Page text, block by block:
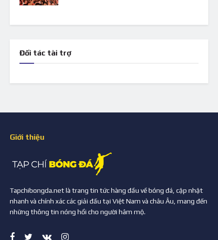
Đối tác tài trợ
Giới thiệu
Tapchibongda.net là trang tin tức hàng đầu về bóng đá, cập nhật
nhanh và chính xác các giải đấu tại Việt Nam và châu Âu, mang đến
những thông tin nóng hổi cho người hâm mộ.